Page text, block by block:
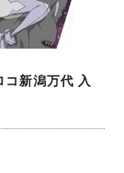
新潟万代 入